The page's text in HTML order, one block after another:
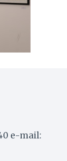
e-mail: